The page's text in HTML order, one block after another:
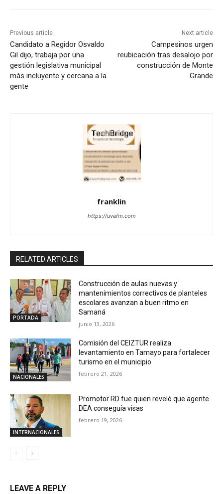
Previous article
Candidato a Regidor Osvaldo
Gil dijo, trabaja por una
gestión legislativa municipal
más incluyente y cercana a la
gente
Next article
Campesinos urgen
reubicación tras desalojo por
construcción de Monte
Grande
franklin
https://uvafm.com
RELATED ARTICLES
PORTADA
Construcción de aulas nuevas y
mantenimientos correctivos de planteles
escolares avanzan a buen ritmo en
Samaná
junio 13, 2026
NACIONALES
Comisión del CEIZTUR realiza
levantamiento en Tamayo para fortalecer
turismo en el municipio
febrero 21, 2026
INTERNACIONALES
Promotor RD fue quien reveló que agente
DEA conseguía visas
febrero 19, 2026
LEAVE A REPLY